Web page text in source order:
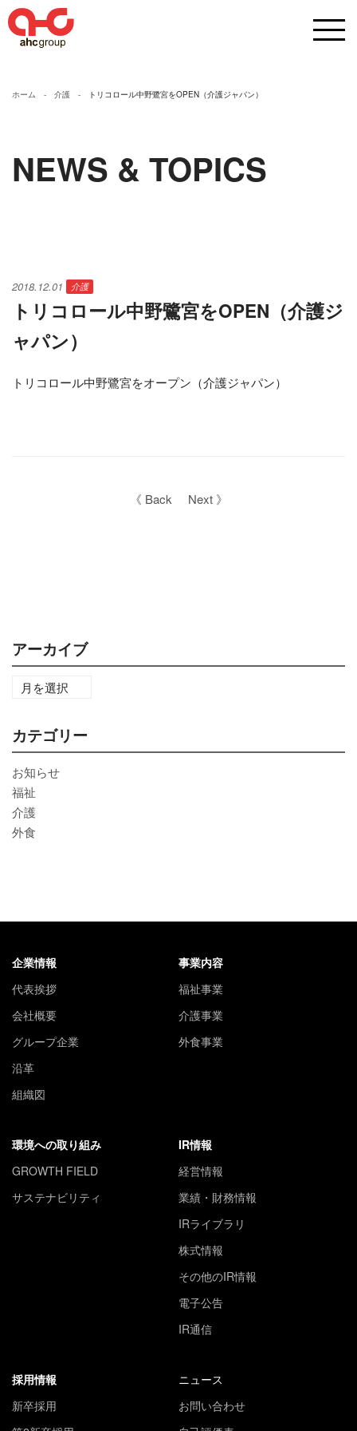
ホーム 介護 トリコロール中野鷺宮をOPEN（介護ジャパン）
NEWS & TOPICS
2018.12.01 介護
トリコロール中野鷺宮をOPEN（介護ジ
ャパン）
トリコロール中野鷺宮をオープン（介護ジャパン）
《 Back Next 》
アーカイブ
カテゴリー
お知らせ
福祉
介護
外食
企業情報
代表挨拶
会社概要
グループ企業
沿革
組織図
事業内容
福祉事業
介護事業
外食事業
環境への取り組み
GROWTH FIELD
サステナビリティ
IR情報
経営情報
業績・財務情報
IRライブラリ
株式情報
その他のIR情報
電子公告
IR通信
採用情報
新卒採用
ニュース
お問い合わせ